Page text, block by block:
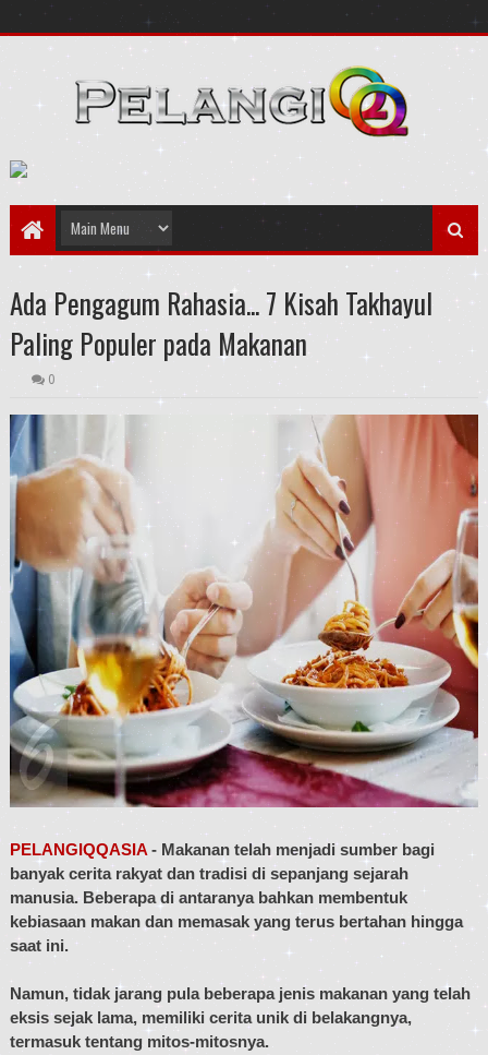
Ada Pengagum Rahasia... 7 Kisah Takhayul
Paling Populer pada Makanan
0
PELANGIQQASIA - Makanan telah menjadi sumber bagi
banyak cerita rakyat dan tradisi di sepanjang sejarah
manusia. Beberapa di antaranya bahkan membentuk
kebiasaan makan dan memasak yang terus bertahan hingga
saat ini.
Namun, tidak jarang pula beberapa jenis makanan yang telah
eksis sejak lama, memiliki cerita unik di belakangnya,
termasuk tentang mitos-mitosnya.